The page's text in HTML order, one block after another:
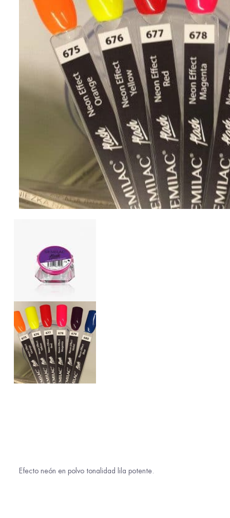
Efecto neón en polvo tonalidad lila potente.